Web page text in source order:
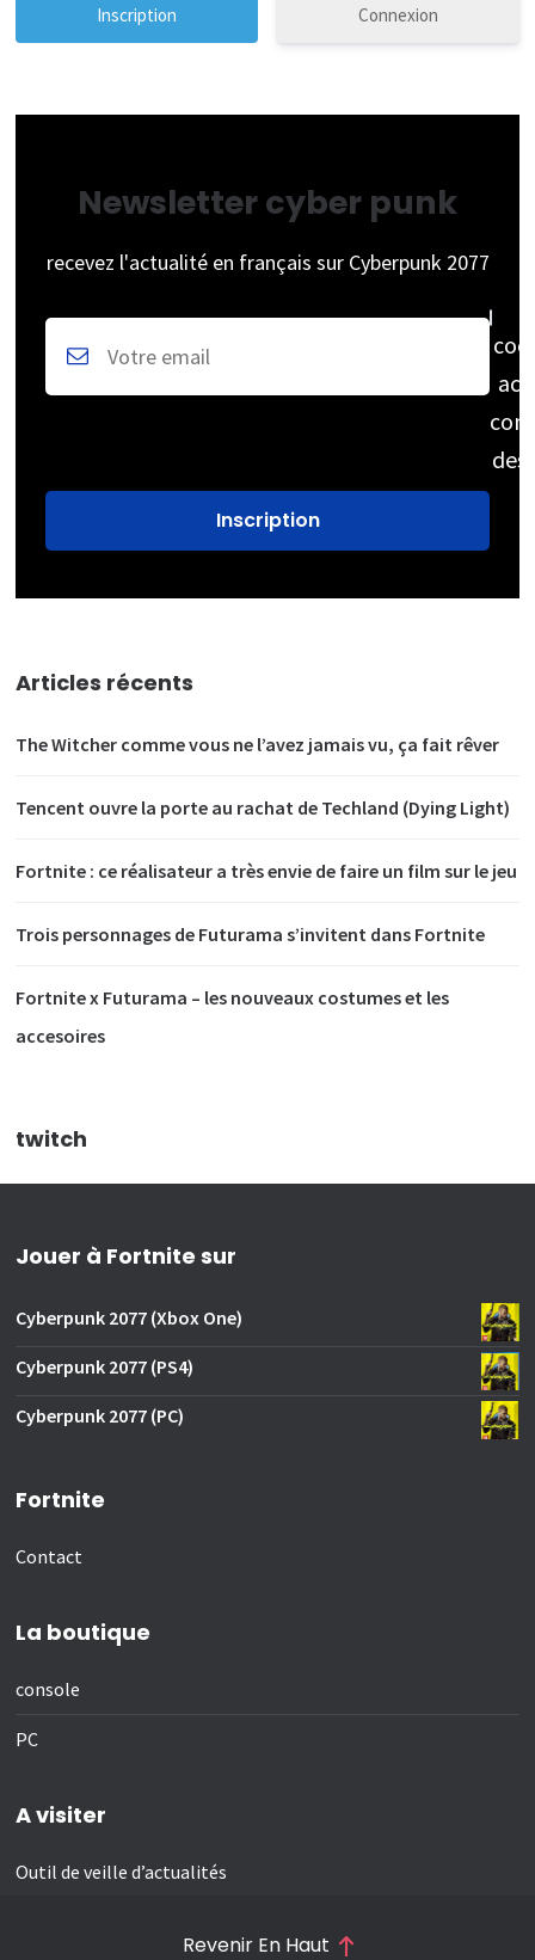
Connexion
Newsletter cyber punk
recevez l'actualité en français sur Cyberpunk 2077
des
Articles récents
The Witcher comme vous ne l’avez jamais vu, ça fait rêver
Tencent ouvre la porte au rachat de Techland (Dying Light)
Fortnite : ce réalisateur a très envie de faire un film sur le jeu
Trois personnages de Futurama s’invitent dans Fortnite
Fortnite x Futurama – les nouveaux costumes et les
accesoires
twitch
Jouer à Fortnite sur
Cyberpunk 2077 (Xbox One)
Cyberpunk 2077 (PS4)
Cyberpunk 2077 (PC)
Fortnite
Contact
La boutique
console
PC
A visiter
Outil de veille d’actualités
Revenir En Haut